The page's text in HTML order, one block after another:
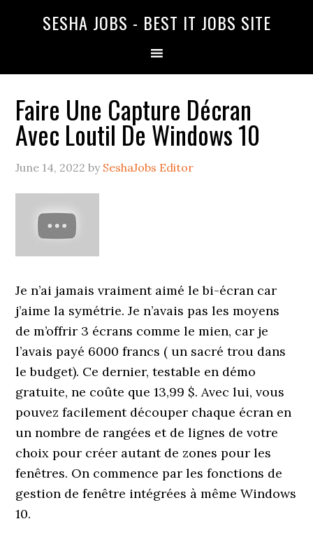
SESHA JOBS - BEST IT JOBS SITE
Faire Une Capture Décran
Avec Loutil De Windows 10
June 14, 2022 by SeshaJobs Editor
Je n’ai jamais vraiment aimé le bi-écran car
j’aime la symétrie. Je n’avais pas les moyens
de m’offrir 3 écrans comme le mien, car je
l’avais payé 6000 francs ( un sacré trou dans
le budget). Ce dernier, testable en démo
gratuite, ne coûte que 13,99 $. Avec lui, vous
pouvez facilement découper chaque écran en
un nombre de rangées et de lignes de votre
choix pour créer autant de zones pour les
fenêtres. On commence par les fonctions de
gestion de fenêtre intégrées à même Windows
10.